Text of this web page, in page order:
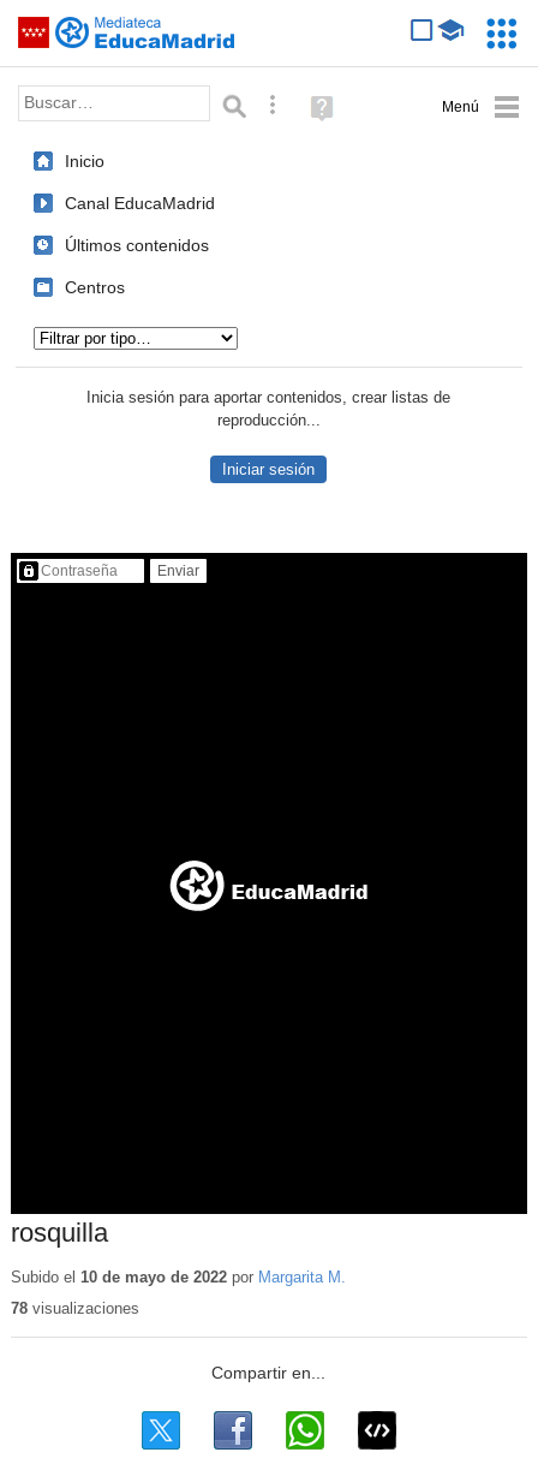
Saltar navegación
Palabra o frase: Búsqueda avanzada
Ayuda
(en
Inicio
Canal EducaMadrid
Últimos contenidos
Centros
Inicia sesión para aportar contenidos, crear listas de
reproducción...
Iniciar sesión
Contenido protegido…
rosquilla
Subido el 10 de mayo de 2022por Margarita M.
78visualizaciones